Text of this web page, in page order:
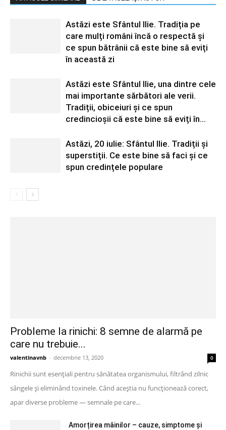
Astăzi este Sfântul Ilie. Tradiția pe
care mulți români încă o respectă și
ce spun bătrânii că este bine să eviți
în această zi
Astăzi este Sfântul Ilie, una dintre cele
mai importante sărbători ale verii.
Tradiții, obiceiuri și ce spun
credincioșii că este bine să eviți în...
Astăzi, 20 iulie: Sfântul Ilie. Tradiții și
superstiții. Ce este bine să faci și ce
spun credințele populare
Probleme la rinichi: 8 semne de alarmă pe
care nu trebuie...
valentinavnb - decembrie 13, 2020 0
Rinichii sunt esențiali pentru sănătatea organismului, filtrând zilnic
sângele și eliminând toxinele. Când aceștia nu funcționează corect,
apar diverse probleme — semnale pe care...
Amorțirea mâinilor – cauze, simptome și